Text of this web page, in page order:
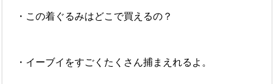
・この着ぐるみはどこで買えるの？
・イーブイをすごくたくさん捕まえれるよ。